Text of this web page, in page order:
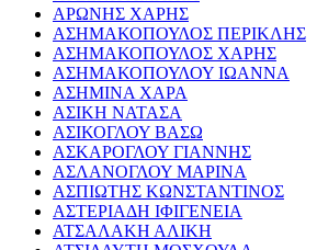
ΑΡΩΝΗΣ ΧΑΡΗΣ
ΑΣΗΜΑΚΟΠΟΥΛΟΣ ΠΕΡΙΚΛΗΣ
ΑΣΗΜΑΚΟΠΟΥΛΟΣ ΧΑΡΗΣ
ΑΣΗΜΑΚΟΠΟΥΛΟΥ ΙΩΑΝΝΑ
ΑΣΗΜΙΝΑ ΧΑΡΑ
ΑΣΙΚΗ ΝΑΤΑΣΑ
ΑΣΙΚΟΓΛΟΥ ΒΑΣΩ
ΑΣΚΑΡΟΓΛΟΥ ΓΙΑΝΝΗΣ
ΑΣΛΑΝΟΓΛΟΥ ΜΑΡΙΝΑ
ΑΣΠΙΩΤΗΣ ΚΩΝΣΤΑΝΤΙΝΟΣ
ΑΣΤΕΡΙΑΔΗ ΙΦΙΓΕΝΕΙΑ
ΑΤΣΑΛΑΚΗ ΑΛΙΚΗ